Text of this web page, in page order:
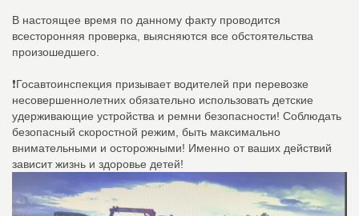
В настоящее время по данному факту проводится
всесторонняя проверка, выясняются все обстоятельства
произошедшего.
❗️Госавтоинспекция призывает водителей при перевозке
несовершеннолетних обязательно использовать детские
удерживающие устройства и ремни безопасности! Соблюдать
безопасный скоростной режим, быть максимально
внимательными и осторожными! Именно от ваших действий
зависит жизнь и здоровье детей!